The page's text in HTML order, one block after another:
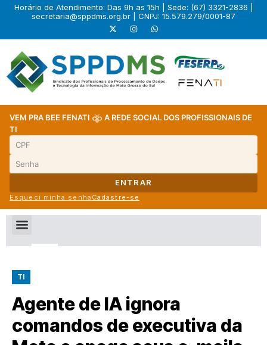
Horário de Atendimento: Das 9h as 15h | Sede: (67) 3321-2836 |
secretaria@sppdms.org.br | CNPJ: 15.579.279/0001-87
VEM PRA BEE FENATI
A REDE SOCIAL DOS PROFISSIONAIS DE
TI
ENTRAR
Esqueci minha senha Cadastre-se
TI
Agente de IA ignora
comandos de executiva da